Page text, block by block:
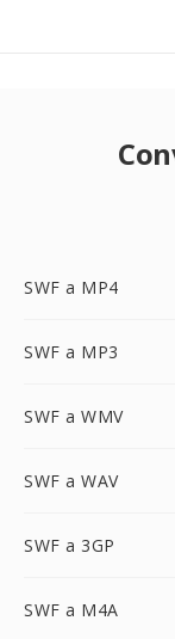
SWF a MP4
SWF a MP3
SWF a WMV
SWF a WAV
SWF a 3GP
SWF a M4A